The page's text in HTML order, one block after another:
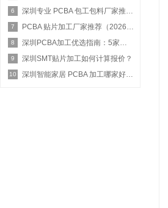
6 深圳专业 PCBA 包工包料厂家推荐：2026 年权威选型指南
7 PCBA 贴片加工厂家推荐（2026 权威指南）
8 深圳PCBA加工优选指南：5家具备IATF 16949资质的源头工厂深度盘点
9 深圳SMT贴片加工如何计算报价？
10 深圳智能家居 PCBA 加工哪家好：2026 年权威选型指南